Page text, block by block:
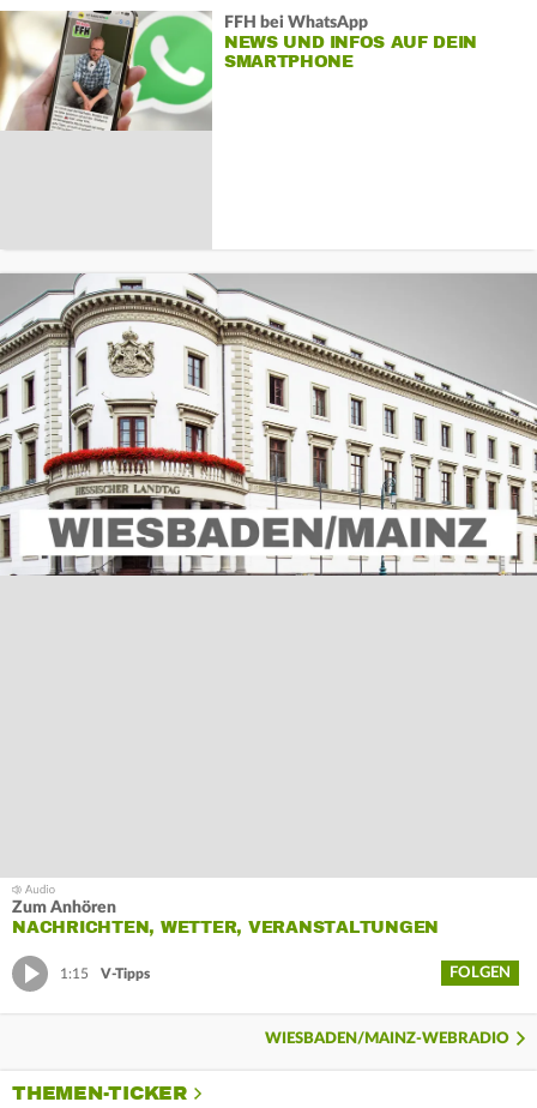
FFH bei WhatsApp
NEWS UND INFOS AUF DEIN
SMARTPHONE
Zum Anhören
NACHRICHTEN, WETTER, VERANSTALTUNGEN
1:15 V-Tipps FOLGEN
WIESBADEN/MAINZ-WEBRADIO
THEMEN-TICKER